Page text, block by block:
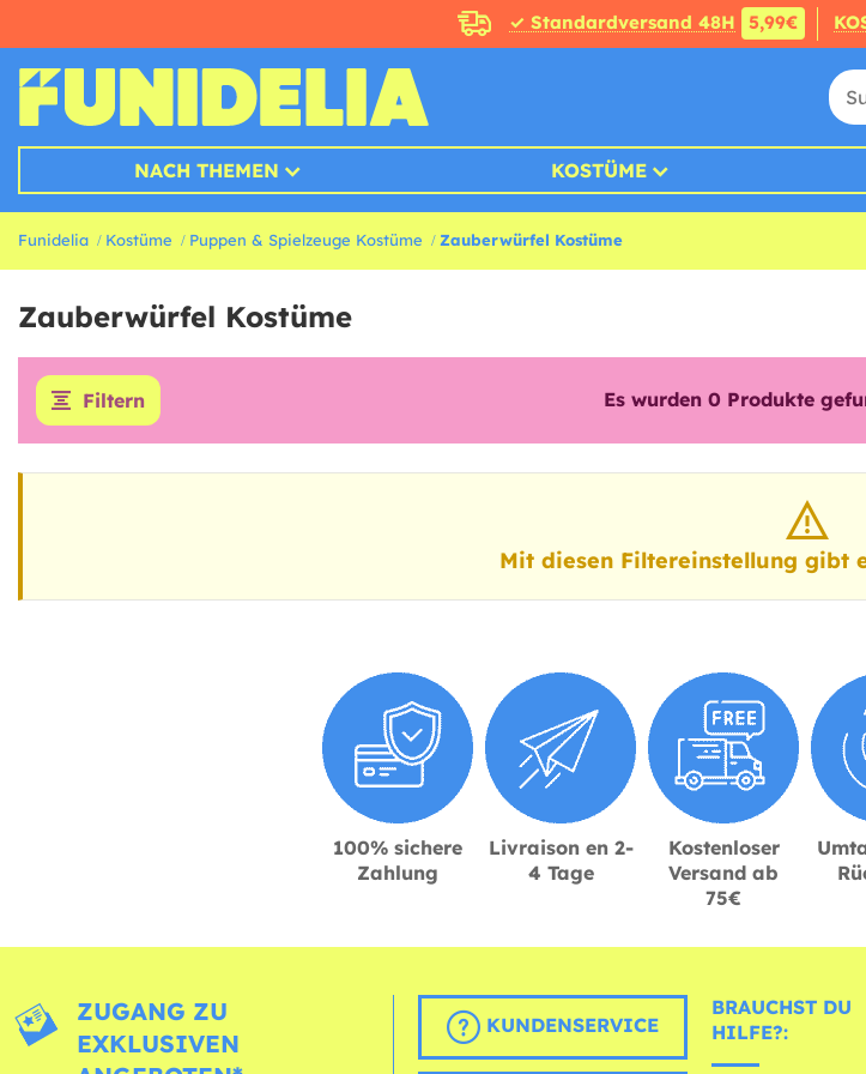
✓ Standardversand 48H 5,99€
NACH THEMEN KOSTÜME
Funidelia Kostüme Puppen & Spielzeuge Kostüme Zauberwürfel Kostüme
Zauberwürfel Kostüme
Filtern Es wurden 0 Produkte
Mit diesen Filtereinstellung gibt
100% sichere
Zahlung
Livraison en 2-
4 Tage
Kostenloser
Versand ab
75€
ZUGANG ZU
EXKLUSIVEN
KUNDENSERVICE
BRAUCHST DU
HILFE?: